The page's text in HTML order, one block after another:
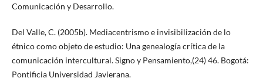
Comunicación y Desarrollo.
Del Valle, C. (2005b). Mediacentrismo e invisibilización de lo
étnico como objeto de estudio: Una genealogía crítica de la
comunicación intercultural. Signo y Pensamiento,(24) 46. Bogotá:
Pontificia Universidad Javierana.